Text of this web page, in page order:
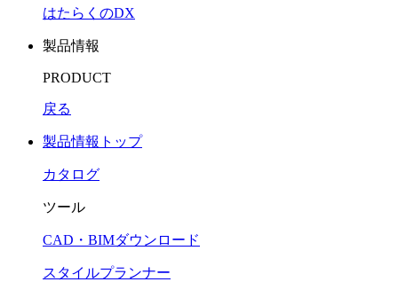
はたらくのDX
製品情報
PRODUCT
戻る
製品情報トップ
カタログ
ツール
CAD・BIMダウンロード
スタイルプランナー